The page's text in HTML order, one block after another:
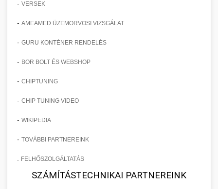
- VERSEK
- AMEAMED ÜZEMORVOSI VIZSGÁLAT
- GURU KONTÉNER RENDELÉS
- BOR BOLT ÉS WEBSHOP
- CHIPTUNING
- CHIP TUNING VIDEO
- WIKIPEDIA
- TOVÁBBI PARTNEREINK
FELHŐSZOLGÁLTATÁS
SZÁMÍTÁSTECHNIKAI PARTNEREINK